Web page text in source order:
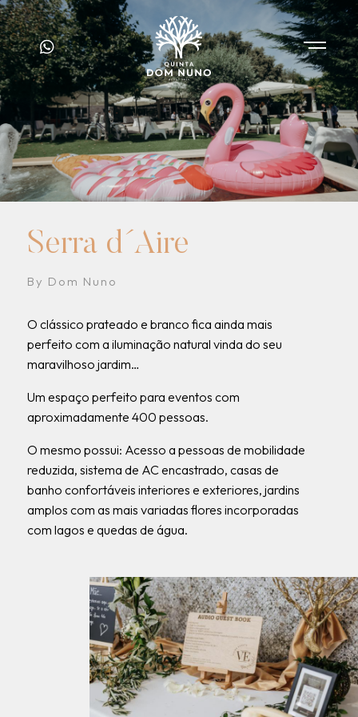
Serra d´Aire
By Dom Nuno
O clássico prateado e branco fica ainda mais
perfeito com a iluminação natural vinda do seu
maravilhoso jardim…
Um espaço perfeito para eventos com
aproximadamente 400 pessoas.
O mesmo possui: Acesso a pessoas de mobilidade
reduzida, sistema de AC encastrado, casas de
banho confortáveis interiores e exteriores, jardins
amplos com as mais variadas flores incorporadas
com lagos e quedas de água.